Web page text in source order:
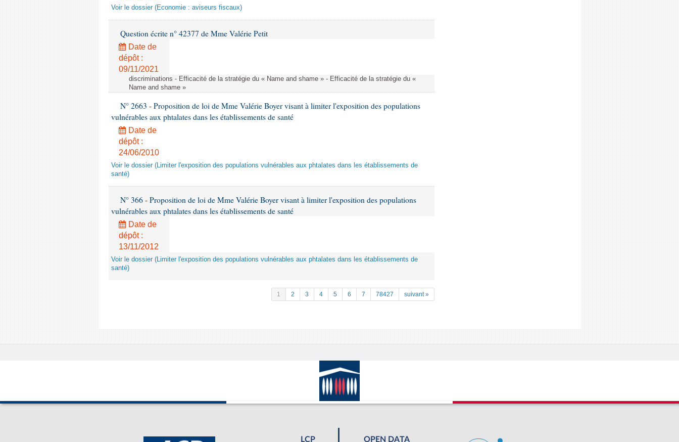
Voir le dossier (Economie : aviseurs fiscaux)
Question écrite n° 42377 de Mme Valérie Petit
Date de
dépôt :
09/11/2021
discriminations - Efficacité de la stratégie du « Name and shame » - Efficacité de la stratégie du «
Name and shame »
N° 2663 - Proposition de loi de Mme Valérie Boyer visant à limiter l'exposition des populations
vulnérables aux phtalates dans les établissements de santé
Date de
dépôt :
24/06/2010
Voir le dossier (Limiter l'exposition des populations vulnérables aux phtalates dans les établissements de
santé)
N° 366 - Proposition de loi de Mme Valérie Boyer visant à limiter l'exposition des populations
vulnérables aux phtalates dans les établissements de santé
Date de
dépôt :
13/11/2012
Voir le dossier (Limiter l'exposition des populations vulnérables aux phtalates dans les établissements de
santé)
1 2 3 4 5 6 7 78427 suivant »
LCP OPEN DATA